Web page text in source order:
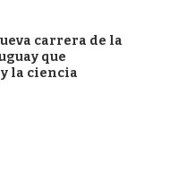
carrera de la
que
la ciencia